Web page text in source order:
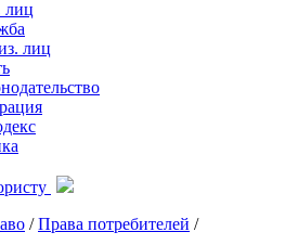
лиц
/ Права потребителей /